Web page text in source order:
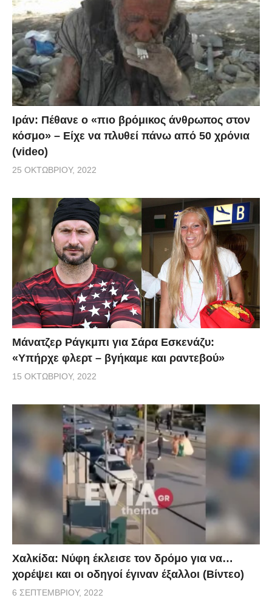
Ιράν: Πέθανε ο «πιο βρόμικος άνθρωπος στον
κόσμο» – Είχε να πλυθεί πάνω από 50 χρόνια
(video)
25 ΟΚΤΩΒΡΊΟΥ, 2022
Μάνατζερ Ράγκμπι για Σάρα Εσκενάζυ:
«Υπήρχε φλερτ – βγήκαμε και ραντεβού»
15 ΟΚΤΩΒΡΊΟΥ, 2022
Χαλκίδα: Νύφη έκλεισε τον δρόμο για να…
χορέψει και οι οδηγοί έγιναν έξαλλοι (Βίντεο)
6 ΣΕΠΤΕΜΒΡΊΟΥ, 2022